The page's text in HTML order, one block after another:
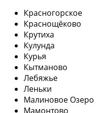
Красногорское
Краснощёково
Крутиха
Кулунда
Курья
Кытманово
Лебяжье
Леньки
Малиновое Озеро
Мамонтово